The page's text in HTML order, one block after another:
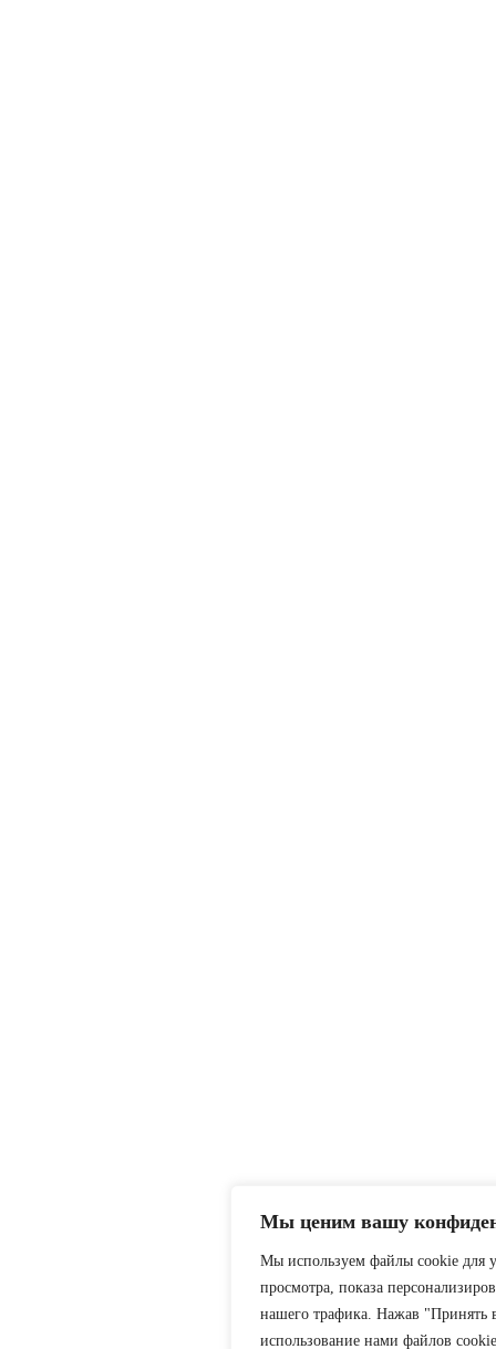
Мы ценим вашу
Мы используем файлы cookie для
просмотра, показа
нашего трафика. Нажав "Принять
использование нами файлов